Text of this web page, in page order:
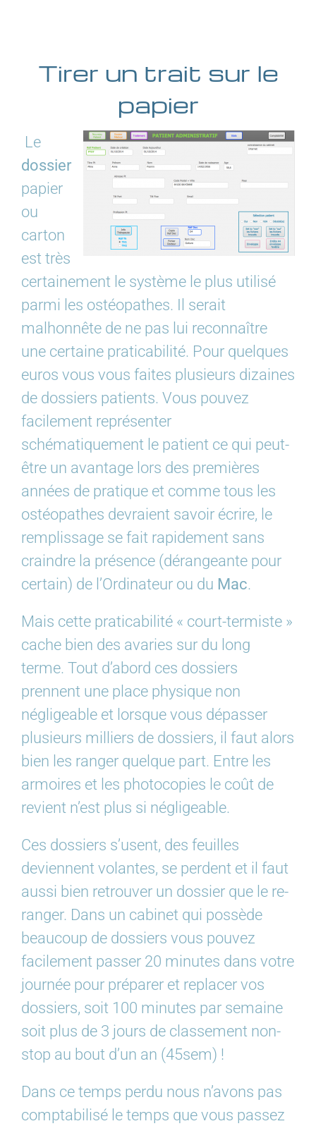
Tirer un trait sur le
papier
Le
dossier
papier
ou
carton
est très
certainement le système le plus utilisé
parmi les ostéopathes. Il serait
malhonnête de ne pas lui reconnaître
une certaine praticabilité. Pour quelques
euros vous vous faites plusieurs dizaines
de dossiers patients. Vous pouvez
facilement représenter
schématiquement le patient ce qui peut-
être un avantage lors des premières
années de pratique et comme tous les
ostéopathes devraient savoir écrire, le
remplissage se fait rapidement sans
craindre la présence (dérangeante pour
certain) de l’Ordinateur ou du Mac.
Mais cette praticabilité « court-termiste »
cache bien des avaries sur du long
terme. Tout d’abord ces dossiers
prennent une place physique non
négligeable et lorsque vous dépasser
plusieurs milliers de dossiers, il faut alors
bien les ranger quelque part. Entre les
armoires et les photocopies le coût de
revient n’est plus si négligeable.
Ces dossiers s’usent, des feuilles
deviennent volantes, se perdent et il faut
aussi bien retrouver un dossier que le re-
ranger. Dans un cabinet qui possède
beaucoup de dossiers vous pouvez
facilement passer 20 minutes dans votre
journée pour préparer et replacer vos
dossiers, soit 100 minutes par semaine
soit plus de 3 jours de classement non-
stop au bout d’un an (45sem) !
Dans ce temps perdu nous n’avons pas
comptabilisé le temps que vous passez